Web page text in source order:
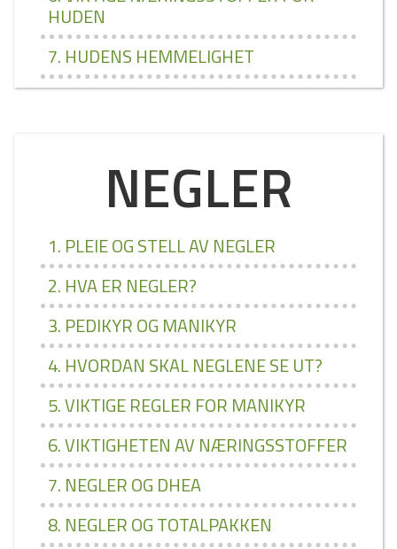
HUDEN
7. HUDENS HEMMELIGHET
NEGLER
1. PLEIE OG STELL AV NEGLER
2. HVA ER NEGLER?
3. PEDIKYR OG MANIKYR
4. HVORDAN SKAL NEGLENE SE UT?
5. VIKTIGE REGLER FOR MANIKYR
6. VIKTIGHETEN AV NÆRINGSSTOFFER
7. NEGLER OG DHEA
8. NEGLER OG TOTALPAKKEN